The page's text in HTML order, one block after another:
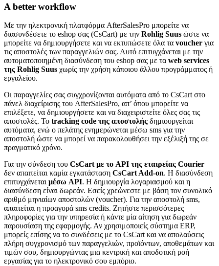
A better workflow
Με την ηλεκτρονική πλατφόρμα AfterSalesPro μπορείτε να
διασυνδέσετε το eshop σας (CsCart) με την Rohlig Suus ώστε να
μπορείτε να δημιουργήσετε και να εκτυπώσετε όλα τα voucher για
τις αποστολές των παραγγελιών σας. Αυτό επιτυγχάνεται με την
αυτοματοποιημένη διασύνδεση του eshop σας με τα web services
της Rohlig Suus χωρίς την χρήση κάποιου άλλου προγράμματος ή
εργαλείου.
Οι παραγγελίες σας συγχρονίζονται αυτόματα από το CsCart στο
πάνελ διαχείρισης του AfterSalesPro, απ’ όπου μπορείτε να
επιλέξετε, να δημιουργήσετε και να διαχειριστείτε όλες σας τις
αποστολές. Το tracking code της αποστολής δημιουργείται
αυτόματα, ενώ ο πελάτης ενημερώνεται μέσω sms για την
αποστολή ώστε να μπορεί να παρακολουθήσει την εξέλιξή της σε
πραγματικό χρόνο.
Για την σύνδεση του CsCart με το API της εταιρείας Courier
δεν απαιτείται καμία εγκατάσταση CsCart Add-on. H διασύνδεση
επιτυγχάνεται μέσω API. Η δημιουργία λογαριασμού και η
διασύνδεση είναι δωρεάν. Εσείς χρεώνεστε με βάση τον συνολικό
αριθμό μηνιαίων αποστολών (voucher). Για την αποστολή sms,
απαιτείται η προαγορά sms credits. Ζητήστε περισσότερες
πληροφορίες για την υπηρεσία ή κάντε μία αίτηση για δωρεάν
παρουσίαση της εφαρμογής. Αν χρησιμοποιείς σύστημα ERP,
μπορείς επίσης να το συνδέσεις με το CsCart και να απολαύσεις
πλήρη συγχρονισμό των παραγγελιών, προϊόντων, αποθεμάτων και
τιμών σου, δημιουργώντας μια κεντρική και αποδοτική ροή
εργασίας για το ηλεκτρονικό σου εμπόριο.